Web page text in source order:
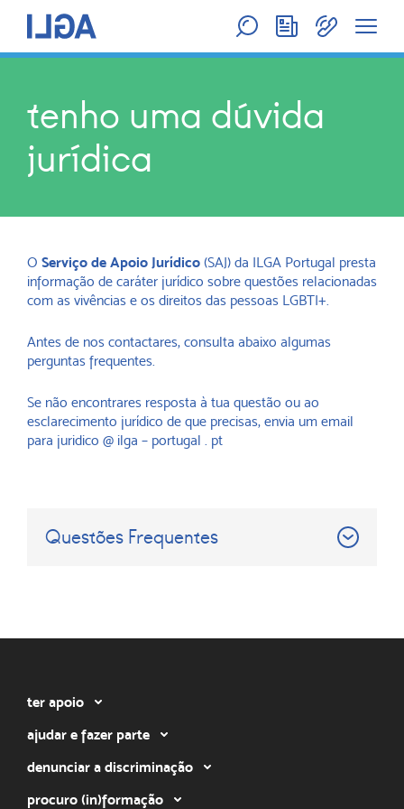
tenho uma dúvida
jurídica
O Serviço de Apoio Jurídico (SAJ) da ILGA Portugal presta
informação de caráter jurídico sobre questões relacionadas
com as vivências e os direitos das pessoas LGBTI+.
Antes de nos contactares, consulta abaixo algumas
perguntas frequentes.
Se não encontrares resposta à tua questão ou ao
esclarecimento jurídico de que precisas, envia um email
para juridico @ ilga – portugal . pt
Questões Frequentes
ter apoio
ajudar e fazer parte
denunciar a discriminação
procuro (in)formação